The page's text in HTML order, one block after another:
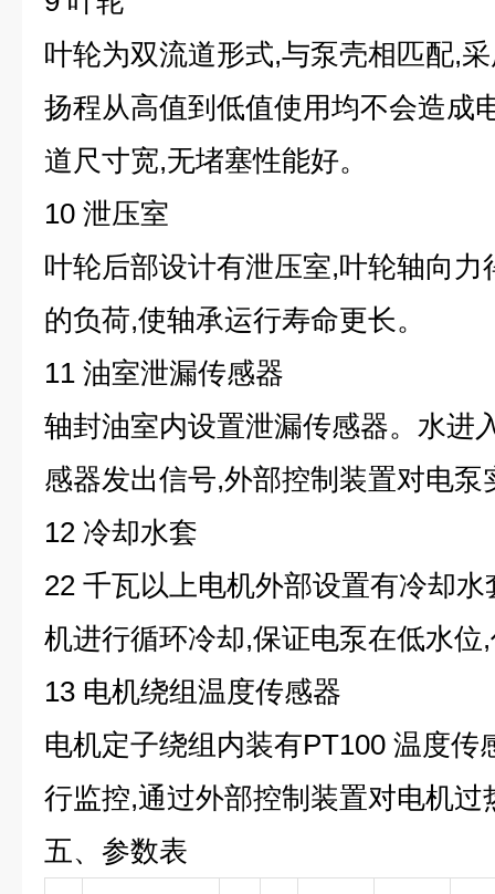
叶轮为双流道形式,与泵壳相匹配,
扬程从高值到低值使用均不会造成
道尺寸宽,无堵塞性能好。
10 泄压室
叶轮后部设计有泄压室,叶轮轴向
的负荷,使轴承运行寿命更长。
11 油室泄漏传感器
轴封油室内设置泄漏传感器。水进
感器发出信号,外部控制装置对电泵
12 冷却水套
22 千瓦以上电机外部设置有冷却
机进行循环冷却,保证电泵在低水位
13 电机绕组温度传感器
电机定子绕组内装有PT100 温度传
行监控,通过外部控制装置对电机过
五、 参数表